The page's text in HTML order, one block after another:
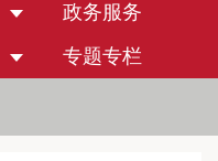
政务服务
专题专栏